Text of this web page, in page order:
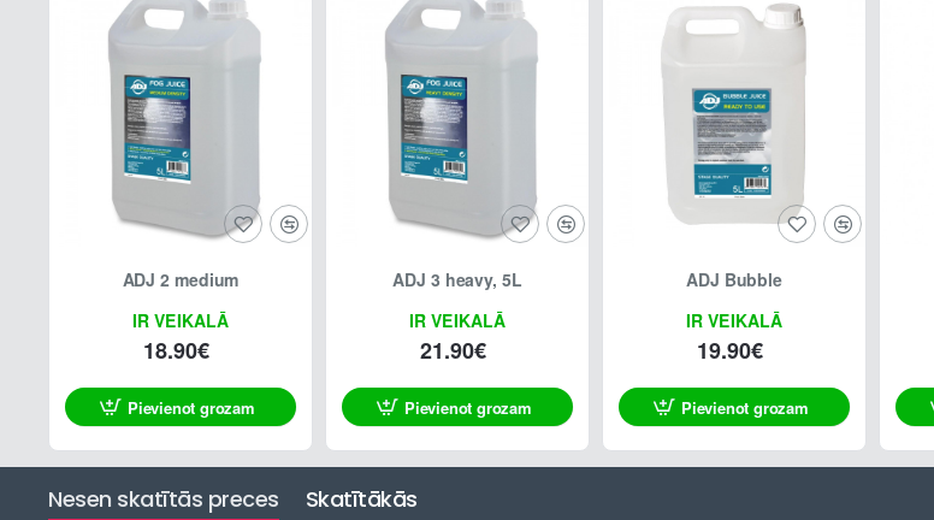
IR VEIKALĀ
ADJ 2 medium
18.90€
Pievienot grozam
IR VEIKALĀ
ADJ 3 heavy, 5L
21.90€
Pievienot grozam
IR VEIKALĀ
ADJ Bubble
19.90€
Pievienot grozam
Nesen skatītās preces Skatītākās